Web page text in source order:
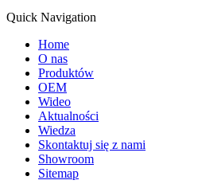
Quick Navigation
Home
O nas
Produktów
OEM
Wideo
Aktualności
Wiedza
Skontaktuj się z nami
Showroom
Sitemap